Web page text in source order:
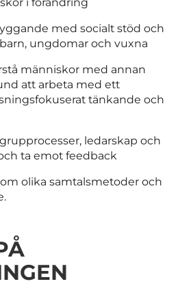
med socialt stöd och
ungdomar och vuxna
människor med annan
att arbeta med ett
tänkande och
ledarskap och
ta emot feedback
olika samtalsmetoder och